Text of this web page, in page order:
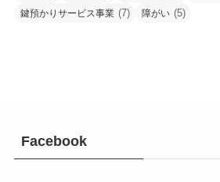
鍵預かりサービス事業 (7) 障がい (5)
Facebook